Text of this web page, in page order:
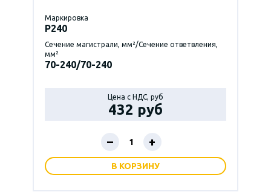
Маркировка
P240
Сечение магистрали, мм²/Сечение ответвления,
мм²
70-240/70-240
Цена с НДС, руб
432 руб
– +
В КОРЗИНУ